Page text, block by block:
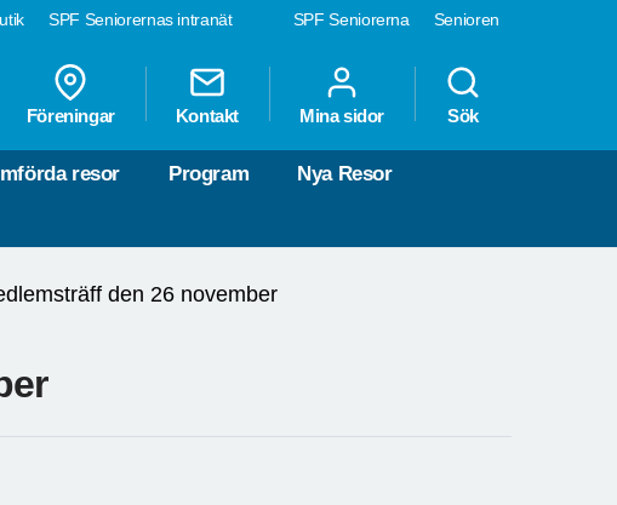
SPF Seniorerna Senioren
SPF Seniorernas intranät
Föreningar Kontakt Mina sidor Sök
resor Program Nya Resor
den 26 november